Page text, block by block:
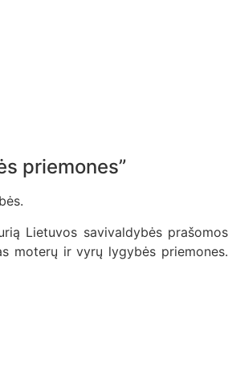
priemones”
Lietuvos savivaldybės prašomos
moterų ir vyrų lygybės priemones.